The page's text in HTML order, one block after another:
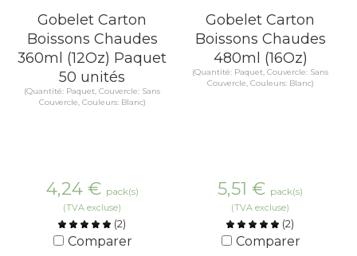
Gobelet Carton
Boissons Chaudes
360ml (12Oz) Paquet
50 unités
(Quantité: Paquet, Couvercle: Sans
Couvercle, Couleurs: Blanc)
4,24 € pack(s)
(TVA excluse)
(2)
Comparer
Gobelet Carton
Boissons Chaudes
480ml (16Oz)
(Quantité: Paquet, Couvercle: Sans
Couvercle, Couleurs: Blanc)
5,51 € pack(s)
(TVA excluse)
(2)
Comparer